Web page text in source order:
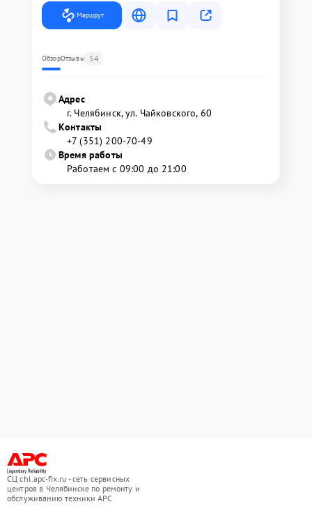
Маршрут
ОбзорОтзывы 54
Адрес
г. Челябинск, ул. Чайковского, 60
Контакты
+7 (351) 200-70-49
Время работы
Работаем с 09:00 до 21:00
СЦ chl.apc-fix.ru - сеть сервисных
центров в Челябинске по ремонту и
обслуживанию техники APC